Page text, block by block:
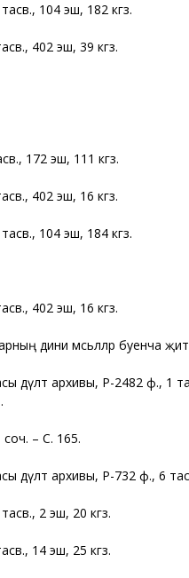
104 эш, 182 кгз.
402 эш, 39 кгз.
172 эш, 111 кгз.
402 эш, 16 кгз.
104 эш, 184 кгз.
402 эш, 16 кгз.
дини мәсьәләләр буенча
дәүләт архивы, Р-2482 ф., 1
соч. – С. 165.
дәүләт архивы, Р-732 ф., 6
2 эш, 20 кгз.
14 эш, 25 кгз.